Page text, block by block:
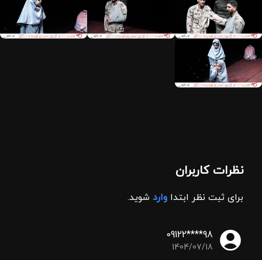
نظرات کاربران
برای ثبت نظر ابتدا وارد شوید.
09122****98
1404/07/18